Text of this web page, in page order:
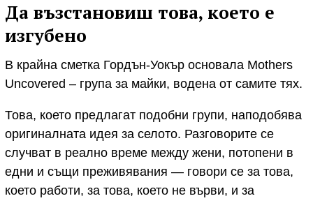
Да възстановиш това, което е
изгубено
В крайна сметка Гордън-Уокър основала Mothers
Uncovered – група за майки, водена от самите тях.
Това, което предлагат подобни групи, наподобява
оригиналната идея за селото. Разговорите се
случват в реално време между жени, потопени в
едни и същи преживявания — говори се за това,
което работи, за това, което не върви, и за